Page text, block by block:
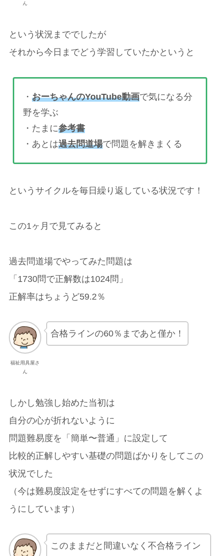
ん
という状況まででしたが
それから今日までどう学習していたかというと
・おーちゃんのYouTube動画で気になる分
野を学ぶ
・たまに参考書
・あとは過去問道場で問題を解きまくる
というサイクルを毎日繰り返している状況です！
この1ヶ月で見てみると
過去問道場でやってみた問題は
「1730問で正解数は1024問」
正解率はちょうど59.2％
福祉用具屋さ
ん
合格ラインの60％まであと僅か！
しかし勉強し始めた当初は
自分の心が折れないように
問題難易度を「簡単〜普通」に設定して
比較的正解しやすい基礎の問題ばかりをしてこの
状況でした
（今は難易度設定をせずにすべての問題を解くよ
うにしています）
このままだと間違いなく不合格ライン